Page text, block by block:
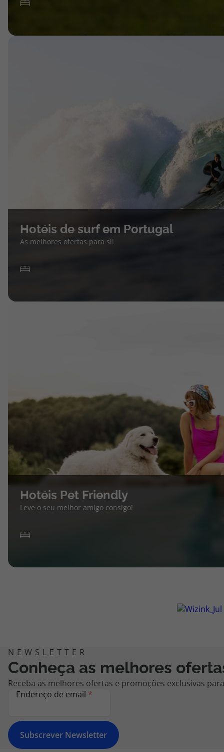
Hotéis de surf em Portugal
As melhores ofertas para si!
Hotéis Pet Friendly
Leve o seu melhor amigo consigo!
Conheça as melhores
Receba as melhores ofertas e promoções exclusivas
Endereço de email *
Subscrever Newsletter